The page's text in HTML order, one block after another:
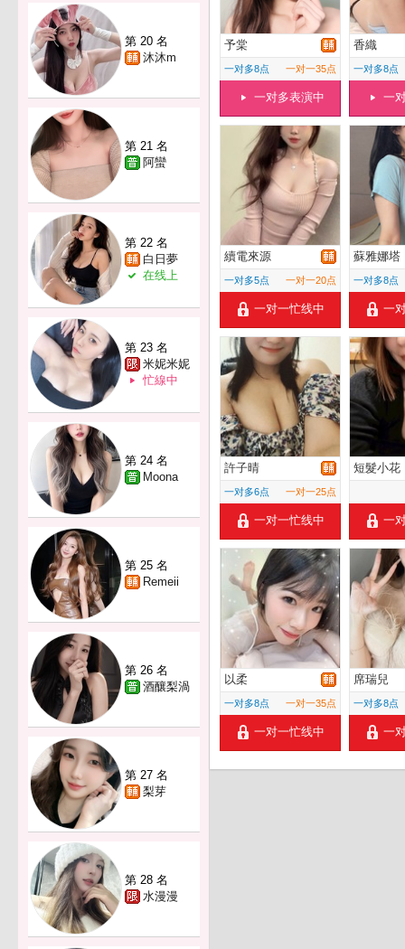
第 20 名
沐沐m
第 21 名
阿蠻
第 22 名
白日夢
在线上
第 23 名
米妮米妮
忙線中
第 24 名
Moona
第 25 名
Remeii
第 26 名
酒釀梨渦
第 27 名
梨芽
第 28 名
水漫漫
予棠
一对多8点 一对一35点
一对多表演中
香織
一对多8点
一
續電來源
一对多5点 一对一20点
一对一忙线中
蘇雅娜塔
一对多8点
一
許子晴
一对多6点 一对一25点
一对一忙线中
短髮小花
一
以柔
一对多8点 一对一35点
一对一忙线中
席瑞兒
一对多8点
一